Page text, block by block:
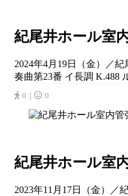
紀尾井ホール室
2024年4月19日（金）／
奏曲第23番 イ長調 K.488
0｜ 0
紀尾井ホール室
2023年11月17日（金）／